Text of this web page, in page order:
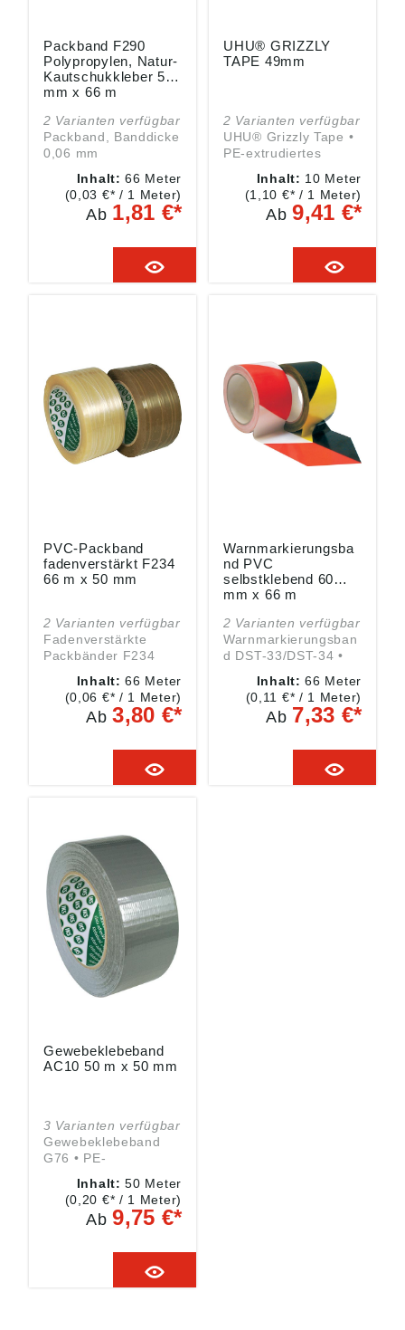
Packband F290
Polypropylen, Natur-
Kautschukkleber 50
mm x 66 m
2 Varianten verfügbar
Packband, Banddicke
0,06 mm
Packfilm mit
klebefreudigem
Kautschukkleber •
abrollbar • Besonders
hohe Einreißfestigkeit
Einsatzbereiche:
Bandbreite: 50 mm
Inhalt:66 Meter
(0,03 €* / 1 Meter)
Ab 1,81 €*
UHU® GRIZZLY
TAPE 49mm
2 Varianten verfügbar
UHU® Grizzly Tape •
PE-extrudiertes
hohe Klebekraft •
Widerstandsfähig und
wetterbeständig •
Klebeergebnis •
Inhalt: 10 Meter
(1,10 €* / 1 Meter)
Ab9,41 €*
PVC-Packband
fadenverstärkt F234
66 m x 50 mm
2 Varianten verfügbar
Fadenverstärkte
Packbänder F234
Fadenverstärkter
PVC-Packfilm •
Verstärkte Reißkraft •
Sinusfaden
Einsatzbereiche: •
Mittelschwere
Banddicke: 0,06 mm
Bandlänge: 66 m
Bandbreite: 50 mm
Inhalt:66 Meter
(0,06 €* / 1 Meter)
Ab3,80 €*
Warnmarkierungsba
nd PVC
selbstklebend 60
mm x 66 m
2 Varianten verfügbar
Warnmarkierungsban
d DST-33/DST-34 •
(PVC) • Einseitig
selbstklebend • Für
vorübergehende
Gerüsten, Ständern,
überstehenden Teilen
Inhalt:66 Meter
(0,11 €* / 1 Meter)
Ab 7,33 €*
Gewebeklebeband
AC10 50 m x 50 mm
3 Varianten verfügbar
Gewebeklebeband
G76 • PE-
Gewebe •
Naturkautschukkleber
Abdecken rauer
Untergründe, z. B.
Putz, Reparaturband,
Inhalt:50 Meter
(0,20 €* / 1 Meter)
Ab9,75 €*